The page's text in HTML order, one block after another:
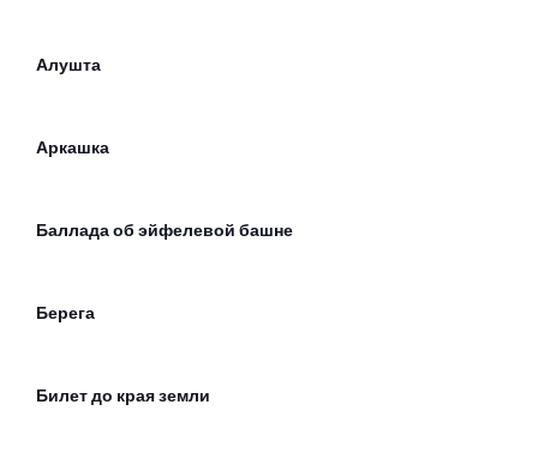
Алушта
Аркашка
Баллада об эйфелевой башне
Берега
Билет до края земли